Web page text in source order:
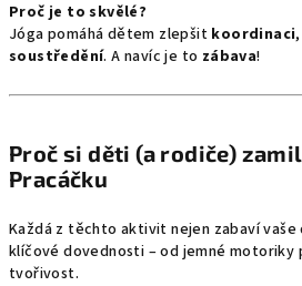
Proč je to skvělé?
Jóga pomáhá dětem zlepšit koordinaci,
soustředění. A navíc je to zábava!
Proč si děti (a rodiče)
Pracáčku
Každá z těchto aktivit nejen zabaví
klíčové dovednosti – od jemné motoriky
tvořivost.